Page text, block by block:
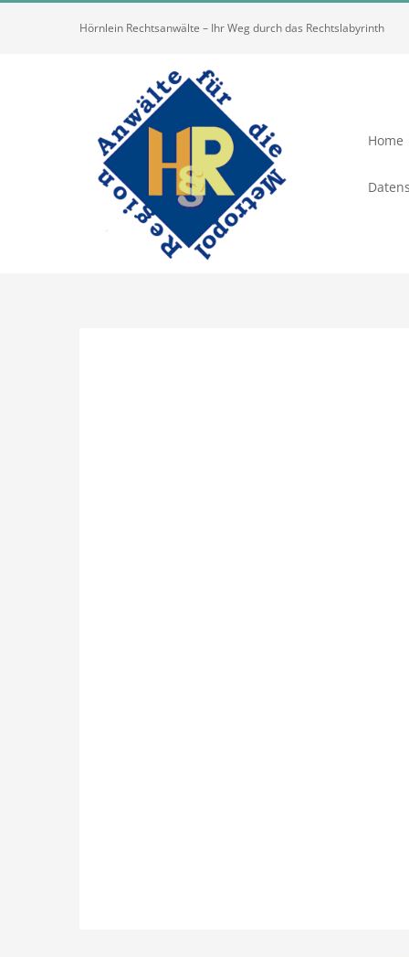
Hörnlein Rechtsanwälte – Ihr Weg durch das Rechtslabyrinth
Home